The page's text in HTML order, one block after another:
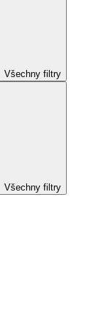
Všechny filtry
Všechny filtry